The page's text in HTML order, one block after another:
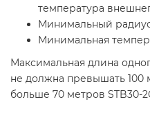
температура
Минимальный
Минимальная
Максимальная длина
не должна превышать 100
больше 70 метров STB30-